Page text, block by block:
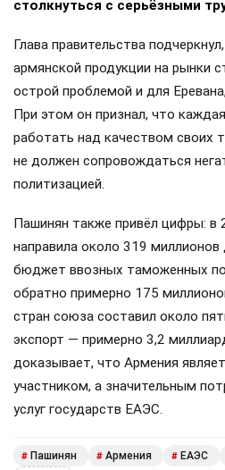
столкнуться с серьёзными
Глава правительства
армянской продукции на рынки
острой проблемой и для
При этом он признал, что
работать над качеством своих
не должен сопровождаться
политизацией.
Пашинян также привёл цифры: в
направила около 319
бюджет ввозных таможенных
обратно примерно 175
стран союза составил около
экспорт — примерно 3,2
доказывает, что Армения
участником, а значительным
услуг государств ЕАЭС.
# Пашинян # Армения # ЕАЭС